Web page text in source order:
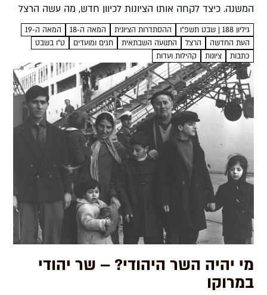
המשנה. כיצד לקחה אותו הציונות לכיוון חדש, מה עשה הרצל
בביקורו הקצר...
גיליון 188 | שבט תשפ״ו ההסתדרות הציונית המאה ה-18
המאה ה-19
העת החדשה
הרצל התנועה השבתאית חגים ומועדים
ט"ו בשבט
כתבות
ציונות קהילות ועֵדות
מי יהיה השר היהודי? – שר יהודי
במרוקו